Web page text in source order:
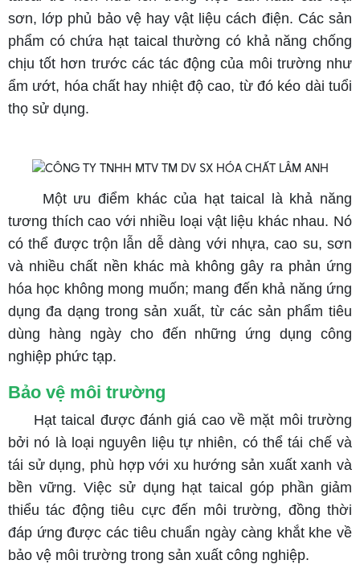
sơn, lớp phủ bảo vệ hay vật liệu cách điện. Các sản
phẩm có chứa hạt taical thường có khả năng chống
chịu tốt hơn trước các tác động của môi trường như
ẩm ướt, hóa chất hay nhiệt độ cao, từ đó kéo dài tuổi
thọ sử dụng.
Một ưu điểm khác của hạt taical là khả năng
tương thích cao với nhiều loại vật liệu khác nhau. Nó
có thể được trộn lẫn dễ dàng với nhựa, cao su, sơn
và nhiều chất nền khác mà không gây ra phản ứng
hóa học không mong muốn; mang đến khả năng ứng
dụng đa dạng trong sản xuất, từ các sản phẩm tiêu
dùng hàng ngày cho đến những ứng dụng công
nghiệp phức tạp.
Bảo vệ môi trường
Hạt taical được đánh giá cao về mặt môi trường
bởi nó là loại nguyên liệu tự nhiên, có thể tái chế và
tái sử dụng, phù hợp với xu hướng sản xuất xanh và
bền vững. Việc sử dụng hạt taical góp phần giảm
thiểu tác động tiêu cực đến môi trường, đồng thời
đáp ứng được các tiêu chuẩn ngày càng khắt khe về
bảo vệ môi trường trong sản xuất công nghiệp.